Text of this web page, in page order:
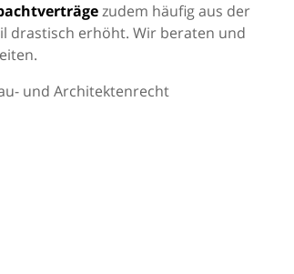
zudem häufig aus der
drastisch erhöht. Wir beraten und
und Architektenrecht